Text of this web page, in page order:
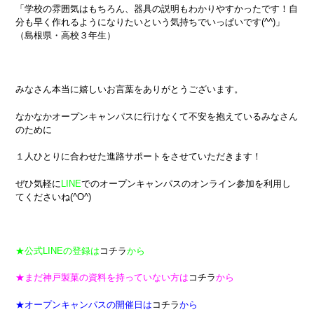
「学校の雰囲気はもちろん、器具の説明もわかりやすかったです！自
分も早く作れるようになりたいという気持ちでいっぱいです(^^)」
（島根県・高校３年生）
みなさん本当に嬉しいお言葉をありがとうございます。
なかなかオープンキャンパスに行けなくて不安を抱えているみなさん
のために
１人ひとりに合わせた進路サポートをさせていただきます！
ぜひ気軽に LINEでのオープンキャンパスのオンライン参加を利用し
てくださいね(^O^)
★公式LINEの登録は コチラから
★まだ神戸製菓の資料を持っていない方は コチラから
★オープンキャンパスの開催日は コチラから